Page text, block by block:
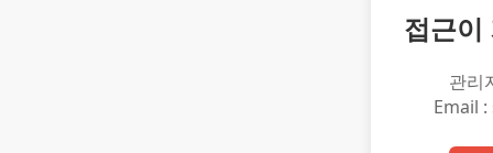
접근이
관리
Email